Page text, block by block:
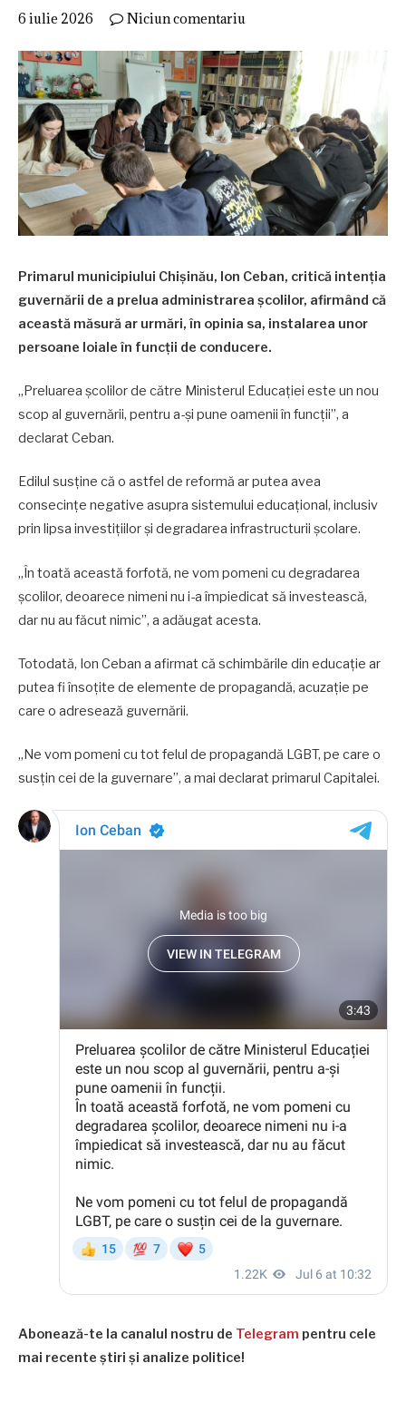
6 iulie 2026 Niciun comentariu
Primarul municipiului Chișinău, Ion Ceban, critică intenția
guvernării de a prelua administrarea școlilor, afirmând că
această măsură ar urmări, în opinia sa, instalarea unor
persoane loiale în funcții de conducere.
„Preluarea școlilor de către Ministerul Educației este un nou
scop al guvernării, pentru a-și pune oamenii în funcții”, a
declarat Ceban.
Edilul susține că o astfel de reformă ar putea avea
consecințe negative asupra sistemului educațional, inclusiv
prin lipsa investițiilor și degradarea infrastructurii școlare.
„În toată această forfotă, ne vom pomeni cu degradarea
școlilor, deoarece nimeni nu i-a împiedicat să investească,
dar nu au făcut nimic”, a adăugat acesta.
Totodată, Ion Ceban a afirmat că schimbările din educație ar
putea fi însoțite de elemente de propagandă, acuzație pe
care o adresează guvernării.
„Ne vom pomeni cu tot felul de propagandă LGBT, pe care o
susțin cei de la guvernare”, a mai declarat primarul Capitalei.
Abonează-te la canalul nostru de Telegram pentru cele
mai recente știri și analize politice!